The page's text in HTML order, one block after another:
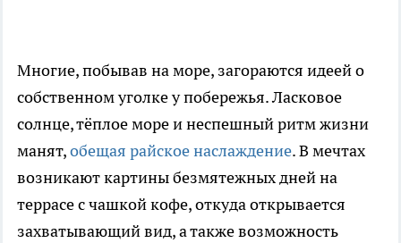
Многие, побывав на море, загораются идеей о
собственном уголке у побережья. Ласковое
солнце, тёплое море и неспешный ритм жизни
манят,обещая райское наслаждение. В мечтах
возникают картины безмятежных дней на
террасе с чашкой кофе, откуда открывается
захватывающий вид, а также возможность